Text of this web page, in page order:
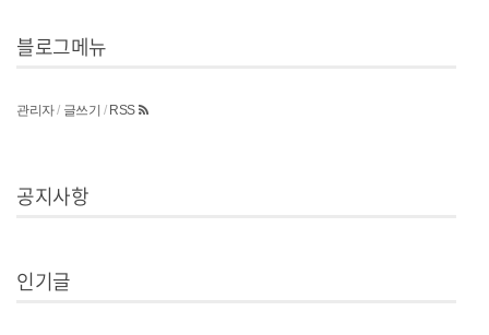
블로그메뉴
관리자/ 글쓰기 / RSS
공지사항
인기글